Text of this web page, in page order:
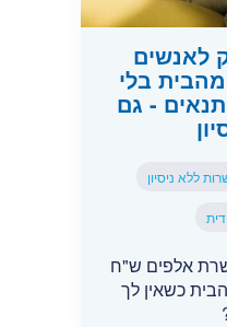
לאנשים
בלי
- גם
ללא ניסיון
אלפים ש"ח
כשאין לך